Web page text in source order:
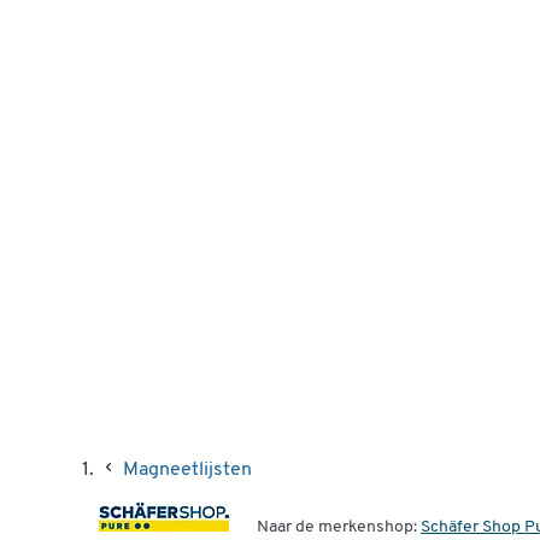
Magneetlijsten
Naar de merkenshop: Schäfer Shop